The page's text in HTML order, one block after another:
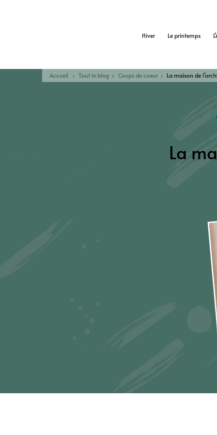
Hiver Le printemps
Accueil Tout le blog Coups de coeur La maison de
La